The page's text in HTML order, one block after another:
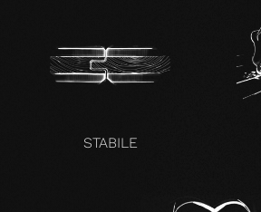
STABILE